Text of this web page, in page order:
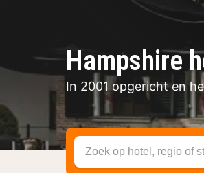
Hampshire
In 2001 opgericht en
Zoek op hotel, regio